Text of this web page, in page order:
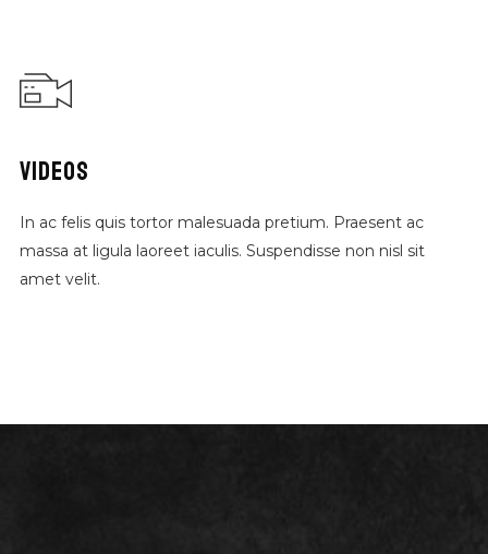
VIDEOS
In ac felis quis tortor malesuada pretium. Praesent ac
massa at ligula laoreet iaculis. Suspendisse non nisl sit
amet velit.